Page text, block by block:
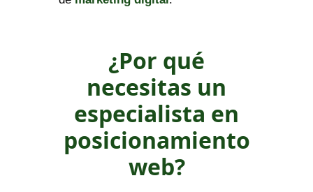
¿Por qué
necesitas un
especialista en
posicionamiento
web?